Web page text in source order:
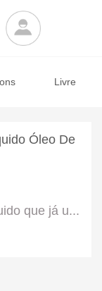
Livre
Óleo De
que já u...